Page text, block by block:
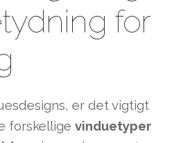
for
er det vigtigt
forskelligevinduetyper